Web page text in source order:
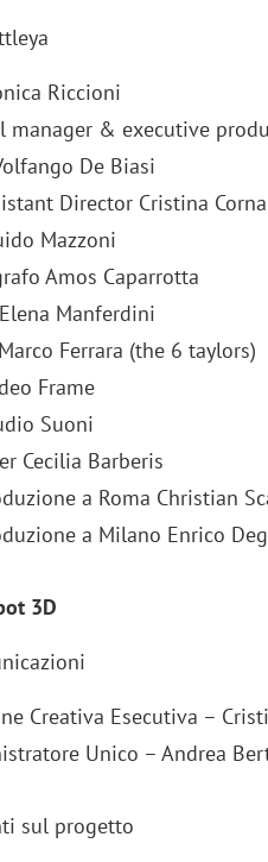
Riccioni
manager & executive
De Biasi
Director Cristina Corna
Mazzoni
Amos Caparrotta
Manferdini
Ferrara (the 6 taylors)
Frame
Suoni
Cecilia Barberis
a Roma Christian
a Milano Enrico
3D
Creativa Esecutiva –
Unico – Andrea
sul progetto
Viora di Deloitte
creatività resta centrale, l’AI
il talento»